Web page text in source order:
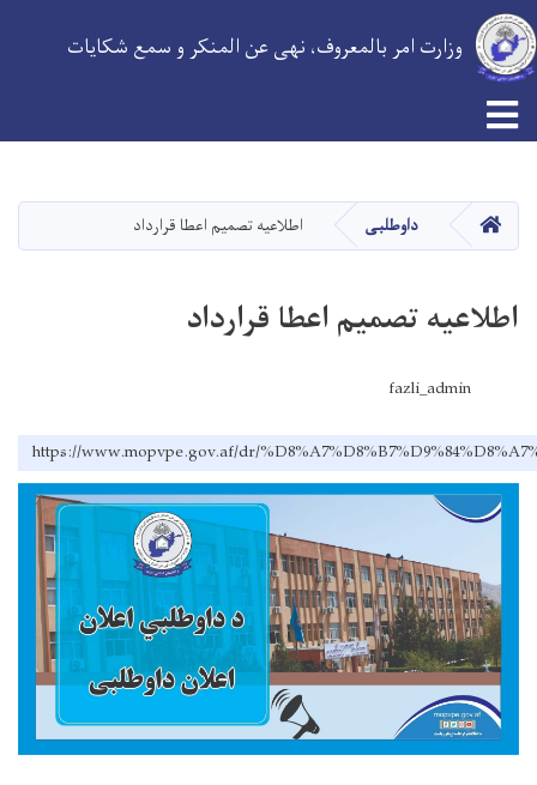
main
content
وزارت امر بالمعروف، نهی عن المنکر و سمع شکایات
HOME داوطلبی اطلاعیه تصمیم اعطا قرارداد
اطلاعیه تصمیم اعطا قرارداد
fazli_admin
https://www.mopvpe.gov.af/dr/